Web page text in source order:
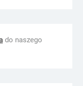
do naszego